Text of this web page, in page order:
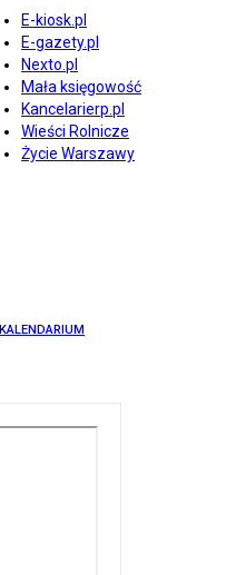
E-kiosk.pl
E-gazety.pl
Nexto.pl
Mała księgowość
Kancelarierp.pl
Wieści Rolnicze
Życie Warszawy
KALENDARIUM